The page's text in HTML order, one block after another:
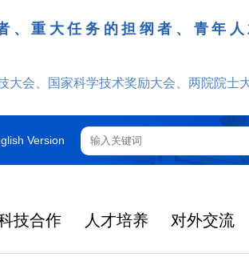
、重大任务的担纲者、青年人
会、国家科学技术奖励大会、两院院士
Version
技合作 人才培养 对外交流